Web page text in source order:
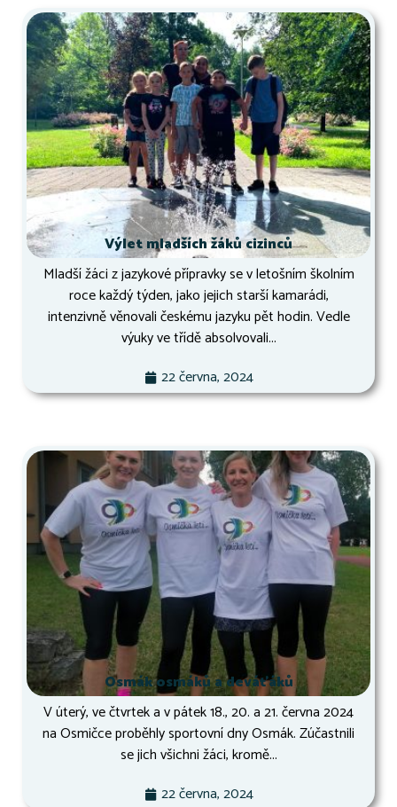
Výlet mladších žáků cizinců
Mladší žáci z jazykové přípravky se v letošním školním
roce každý týden, jako jejich starší kamarádi,
intenzivně věnovali českému jazyku pět hodin. Vedle
výuky ve třídě absolvovali...
22 června, 2024
Osmák osmáků a deváťáků
V úterý, ve čtvrtek a v pátek 18., 20. a 21. června 2024
na Osmičce proběhly sportovní dny Osmák. Zúčastnili
se jich všichni žáci, kromě...
22 června, 2024